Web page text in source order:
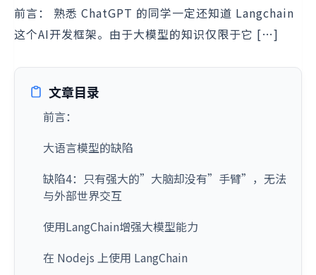
前言： 熟悉 ChatGPT 的同学一定还知道 Langchain
这个AI开发框架。由于大模型的知识仅限于它 […]
文章目录
前言：
大语言模型的缺陷
缺陷4：只有强大的”大脑却没有”手臂”，无法
与外部世界交互
使用LangChain增强大模型能力
在 Nodejs 上使用 LangChain